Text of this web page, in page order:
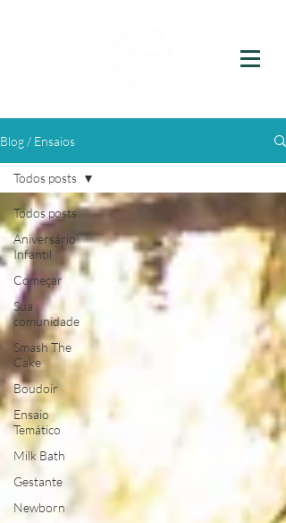
Blog / Ensaios
Todos posts
Aniversário
Infantil
Começar
Sua
comunidade
Smash The
Cake
Boudoir
Ensaio
Temático
Milk Bath
Gestante
Newborn
Todos posts